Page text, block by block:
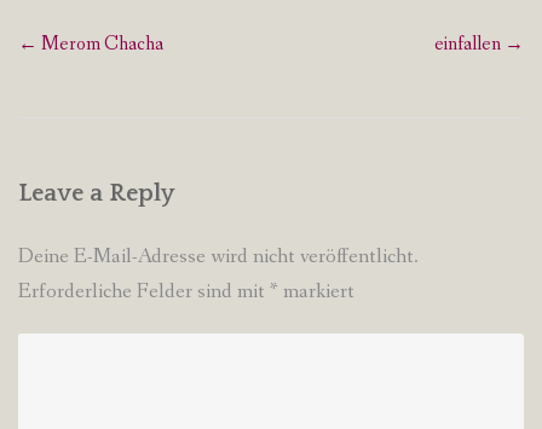
Post
← Merom Chacha einfallen →
Leave a Reply
Deine E-Mail-Adresse wird nicht veröffentlicht.
Erforderliche Felder sind mit * markiert